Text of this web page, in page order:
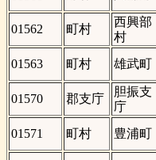
01562
町村
西興部
村
01563
町村 雄武町
01570
郡支庁
胆振支
庁
01571 町村 豊浦町